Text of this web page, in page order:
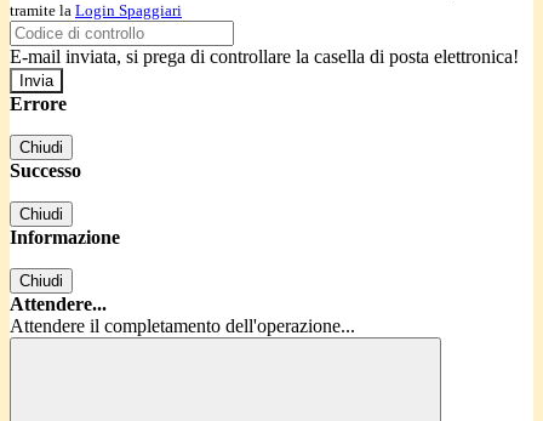
tramite la Login Spaggiari
E-mail inviata, si prega di controllare la casella di posta elettronica!
Errore
Chiudi
Successo
Chiudi
Informazione
Chiudi
Attendere...
Attendere il completamento dell'operazione...